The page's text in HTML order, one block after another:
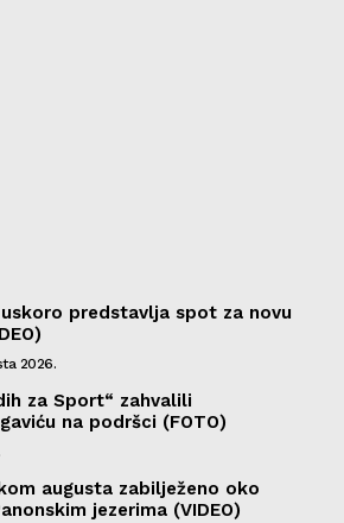
predstavlja spot za novu
2026.
za Sport“ zahvalili
na podršci (FOTO)
augusta zabilježeno oko
jezerima (VIDEO)